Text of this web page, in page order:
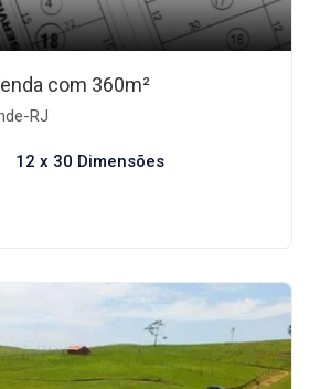
com 360m²
RJ
12 x 30 Dimensões